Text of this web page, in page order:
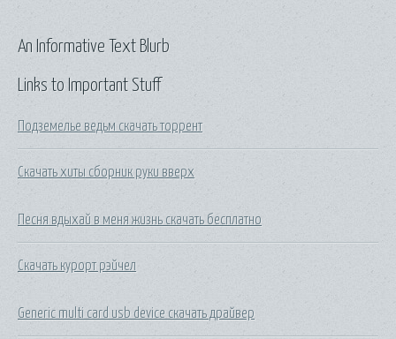
Links to Important Stuff
Подземелье ведьм скачать торрент
Скачать хиты сборник руки вверх
Песня вдыхай в меня жизнь скачать бесплатно
Скачать курорт рэйчел
Generic multi card usb device скачать драйвер
An Informative Text Blurb